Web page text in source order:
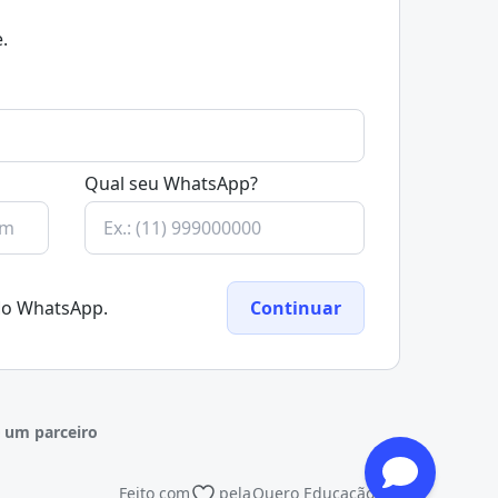
Qual seu WhatsApp?
WhatsApp. Continuar
um parceiro
Feito com pelaQuero Educação